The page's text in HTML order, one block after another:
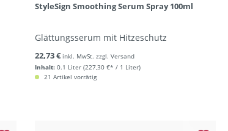
StyleSign Smoothing Serum Spray 100ml
Glättungsserum mit Hitzeschutz
Inhalt: 0.1 Liter (227,30 €* / 1 Liter)
22,73 € inkl. MwSt. zzgl. Versand
21 Artikel vorrätig